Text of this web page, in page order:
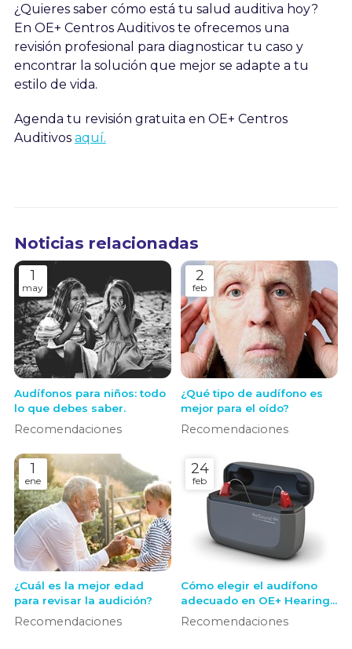
¿Quieres saber cómo está tu salud auditiva hoy?
En OE+ Centros Auditivos te ofrecemos una
revisión profesional para diagnosticar tu caso y
encontrar la solución que mejor se adapte a tu
estilo de vida.
Agenda tu revisión gratuita en OE+ Centros
Auditivos aquí.
Noticias relacionadas
1
may
Audífonos para niños: todo
lo que debes saber.
Recomendaciones
2
feb
¿Qué tipo de audífono es
mejor para el oído?
Recomendaciones
1
ene
¿Cuál es la mejor edad
para revisar la audición?
Recomendaciones
24
feb
Cómo elegir el audífono
adecuado en OE+ Hearing
Centers
Recomendaciones